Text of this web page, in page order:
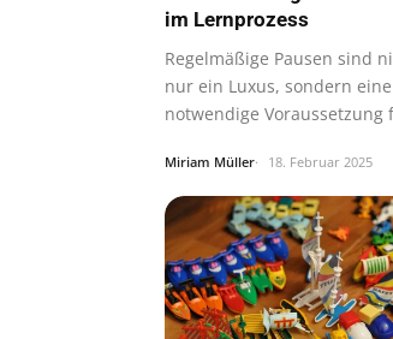
im Lernprozess
Regelmäßige Pausen sind
nur ein Luxus, sondern eine
notwendige Voraussetzung
Miriam Müller 18. Februar 2025